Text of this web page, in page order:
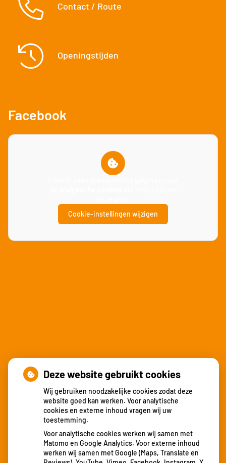
Contact / Route
Openingstijden
Facebook
Cookie-instellingen wijzigen
Nieuws
Locatie Heerlen verhuisd
15 jarig jubileum
Locatie Amby verhuisd!
Deze website gebruikt cookies
Wij gebruiken noodzakelijke cookies zodat deze
website goed kan werken. Voor analytische
cookies en externe inhoud vragen wij uw
toestemming.
Voor analytische cookies werken wij samen met
Matomo en Google Analytics. Voor externe inhoud
werken wij samen met Google (Maps, Translate en